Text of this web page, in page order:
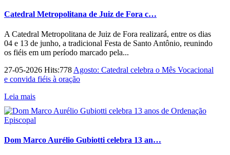
Catedral Metropolitana de Juiz de Fora c…
A Catedral Metropolitana de Juiz de Fora realizará, entre os dias
04 e 13 de junho, a tradicional Festa de Santo Antônio, reunindo
os fiéis em um período marcado pela...
27-05-2026 Hits:778 Agosto: Catedral celebra o Mês Vocacional
e convida fiéis à oração
Leia mais
Dom Marco Aurélio Gubiotti celebra 13 an…